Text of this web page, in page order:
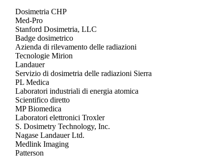
Dosimetria CHP
Med-Pro
Stanford Dosimetria, LLC
Badge dosimetrico
Azienda di rilevamento delle radiazioni
Tecnologie Mirion
Landauer
Servizio di dosimetria delle radiazioni Sierra
PL Medica
Laboratori industriali di energia atomica
Scientifico diretto
MP Biomedica
Laboratori elettronici Troxler
S. Dosimetry Technology, Inc.
Nagase Landauer Ltd.
Medlink Imaging
Patterson